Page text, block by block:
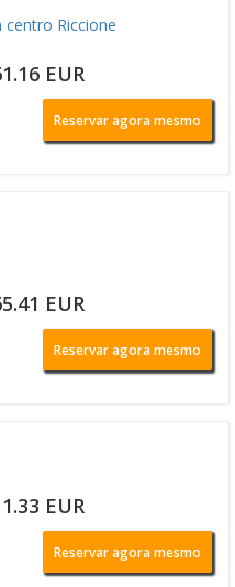
centro Riccione
EUR
Reservar agora mesmo
EUR
Reservar agora mesmo
EUR
Reservar agora mesmo